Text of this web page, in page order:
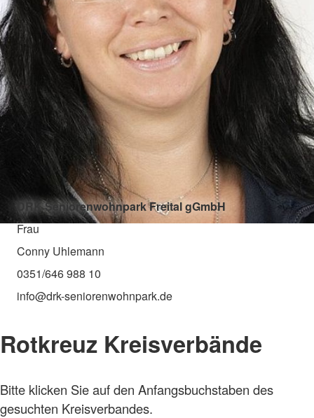
DRK Seniorenwohnpark Freital gGmbH
Frau
Conny Uhlemann
0351/646 988 10
info@drk-seniorenwohnpark.de
Rotkreuz Kreisverbände
Bitte klicken Sie auf den Anfangsbuchstaben des
gesuchten Kreisverbandes.